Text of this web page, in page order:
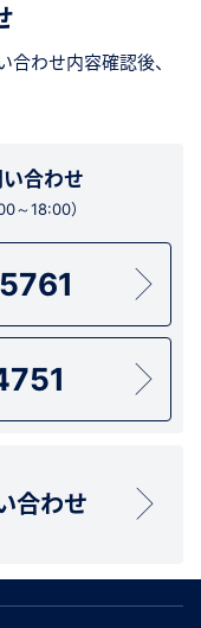
合わせ内容確認後、
合わせ
～18:00）
合わせ